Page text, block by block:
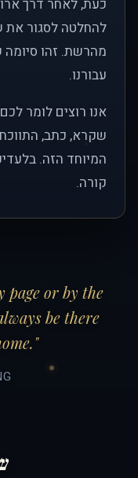
כעת, לאחר דרך
להחלטה לסגור את
מהרשת. זהו
עבורנו.
אנו רוצים לומר לכם
שקרא, כתב,
המיוחד הזה.
קורה.
page or by the
be there